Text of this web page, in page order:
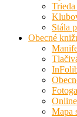
Trieda
Stála
Obecné
Mapa